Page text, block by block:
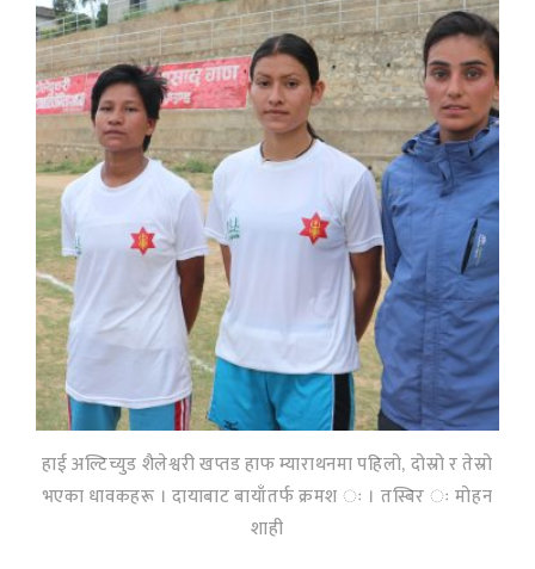
हाई अल्टिच्युड शैलेश्वरी खप्तड हाफ म्याराथनमा पहिलो, दोस्रो र तेस्रो
भएका धावकहरू । दायाबाट बायाँतर्फ क्रमश ः । तस्बिर ः मोहन
शाही